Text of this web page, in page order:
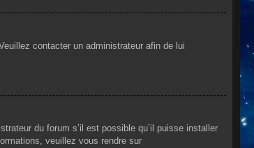
contacter un administrateur afin de lui
du forum s’il est possible qu’il puisse installer
veuillez vous rendre sur